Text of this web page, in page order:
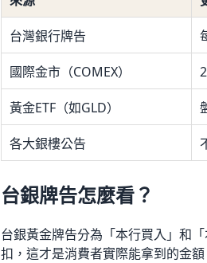
台灣銀行牌告
國際金市（COMEX）
黃金ETF（如GLD）
各大銀樓公告
台銀牌告怎麼看？
台銀黃金牌告分為「本行買入」和
扣，這才是消費者實際能拿到的金額